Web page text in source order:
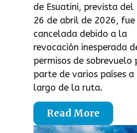
de Esuatini, prevista del
26 de abril de 2026, fue
cancelada debido a la
revocación inesperada
permisos de sobrevuelo
parte de varios países a
largo de la ruta.
Read More